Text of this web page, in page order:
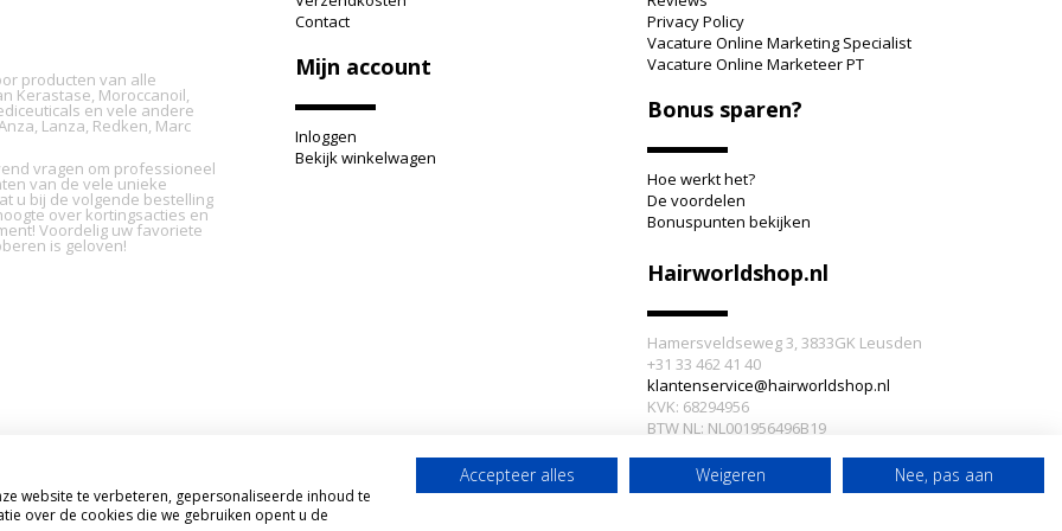
producten van alle
Kerastase, Moroccanoil,
en vele andere
Lanza, Redken, Marc
vragen om professioneel
van de vele unieke
u bij de volgende bestelling
over kortingsacties en
Voordelig uw favoriete
is geloven!
Contact
Mijn account
Inloggen
Bekijk winkelwagen
Privacy Policy
Vacature Online Marketing Specialist
Vacature Online Marketeer PT
Bonus sparen?
Hoe werkt het?
De voordelen
Bonuspunten bekijken
Hairworldshop.nl
Hamersveldseweg 3, 3833GK Leusden
+31 33 462 41 40
klantenservice@hairworldshop.nl
KVK: 68294956
BTW NL: NL001956496B19
website te verbeteren, gepersonaliseerde inhoud te
over de cookies die we gebruiken opent u de
Accepteer alles Weigeren Nee, pas aan